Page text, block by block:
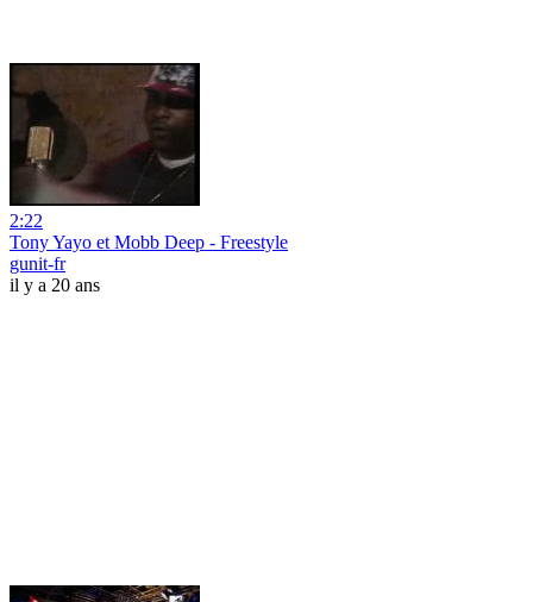
2:22
Tony Yayo et Mobb Deep - Freestyle
gunit-fr
il y a 20 ans